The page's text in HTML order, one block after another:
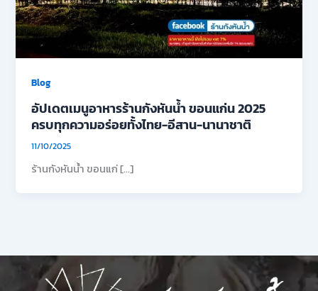
Blog
อัปเดตเมนูอาหารร้านกังหันน้ำ ขอนแก่น 2025
ครบทุกความอร่อยทั้งไทย-อีสาน-นานาชาติ
11/10/2025
ร้านกังหันน้ำ ขอนแก่ […]